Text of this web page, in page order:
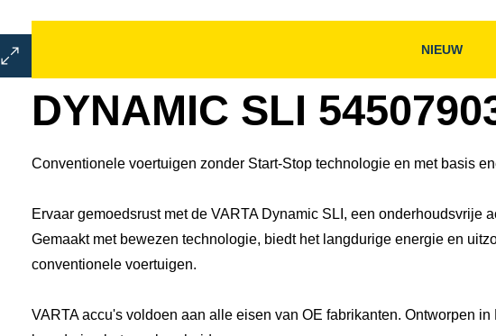
Dialoogvenster
Afbeelding
Dialoogvenster
NIEUW
DYNAMIC SLI
Conventionele voertuigen zonder Start-Stop technologie en met basis
Ervaar gemoedsrust met de VARTA Dynamic SLI, een onderhoudsvrije
Gemaakt met bewezen technologie, biedt het langdurige energie en
conventionele voertuigen.
VARTA accu's voldoen aan alle eisen van OE fabrikanten. Ontworpen